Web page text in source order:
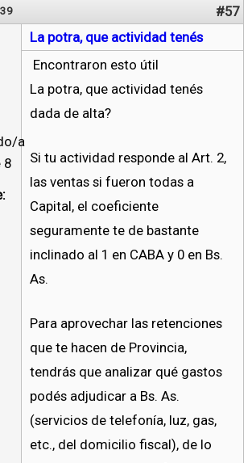
#57
a
8
La potra, que actividad tenés
Encontraron esto útil
La potra, que actividad tenés
dada de alta?
Si tu actividad responde al Art. 2,
las ventas si fueron todas a
Capital, el coeficiente
seguramente te de bastante
inclinado al 1 en CABA y 0 en Bs.
As.
Para aprovechar las retenciones
que te hacen de Provincia,
tendrás que analizar qué gastos
podés adjudicar a Bs. As.
(servicios de telefonía, luz, gas,
etc., del domicilio fiscal), de lo